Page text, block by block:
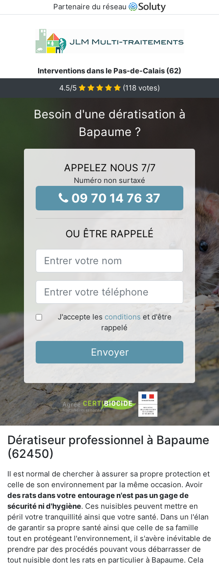
Partenaire du réseau
Interventions dans le Pas-de-Calais (62)
4.5/5 (118 votes)
Besoin d'une dératisation à
Bapaume ?
APPELEZ NOUS 7/7
Numéro non surtaxé
09 70 14 76 37
OU ÊTRE RAPPELÉ
J'accepte les conditions et d'être
rappelé
Envoyer
Dératiseur professionnel à Bapaume
(62450)
Il est normal de chercher à assurer sa propre protection et
celle de son environnement par la même occasion. Avoir
des rats dans votre entourage n'est pas un gage de
sécurité ni d'hygiène. Ces nuisibles peuvent mettre en
péril votre tranquillité ainsi que votre santé. Dans un l'élan
de garantir sa propre santé ainsi que celle de sa famille
tout en protégeant l'environnement, il s'avère inévitable de
prendre par des procédés pouvant vous débarrasser de
tout nuisible dont les rats en particulier à Bapaume. Cela